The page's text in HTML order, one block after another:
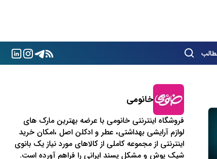
خانومی
فروشگاه اینترنتی خانومی با عرضه بهترین مارک های
لوازم آرایشی بهداشتی، عطر و ادکلن اصل ،امکان خرید
اینترنتی از مجموعه کاملی از کالاهای مورد نیاز یک بانوی
شیک پوش و مشکل پسند ایرانی را فراهم آورده است.